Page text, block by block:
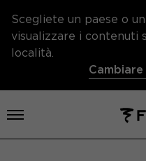
Scegliete un paese o
visualizzare i contenuti
località.
Aprire il menu